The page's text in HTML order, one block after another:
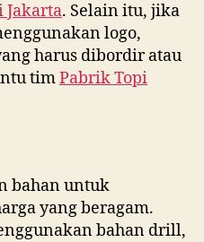
Jakarta. Selain itu, jika
logo,
harus dibordir atau
timPabrik Topi
bahan untuk
yang beragam.
bahan drill,